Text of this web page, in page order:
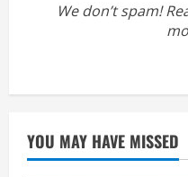
We don’t spam!
YOU MAY HAVE MISSED